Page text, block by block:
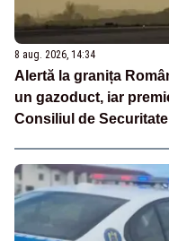
8 aug. 2026, 14:34
Alertă la granița
un gazoduct, iar
Consiliul de Securitate